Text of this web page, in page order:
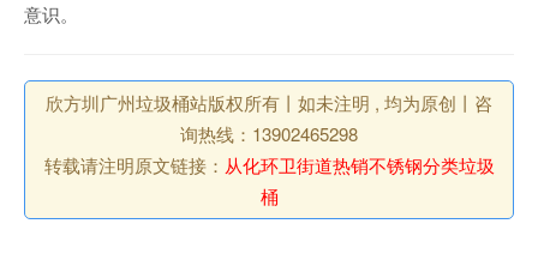
意识。
欣方圳广州垃圾桶站版权所有丨如未注明 , 均为原创丨咨
询热线：13902465298
转载请注明原文链接： 从化环卫街道热销不锈钢分类垃圾
桶